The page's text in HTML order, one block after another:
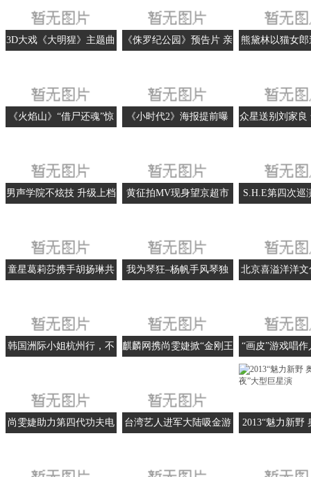
3D大戏《大明猩》主题曲
《侏罗纪公园》预告片 亲
熊黛林以猫女
《火焰山》“借尸还魂”惊
《小时代2》海报提前曝
众星送别刘家良
男声学院不炫技 升级上档
黄征拍MV现身望京超市
S.H.E第四次巡
童星葛莉莎携手胡扬琳共
我为琴狂–杨帆手风琴独
北京喜溢洋洋
韩国洲际小姐杭州行，不
麒麟网携尚雯婕掀“金刚王
“画皮”游戏唱
演绎《金刚王
尚雯婕助力第四代功夫电
台湾艺人进军大陆吸金游
2013“魅力新野